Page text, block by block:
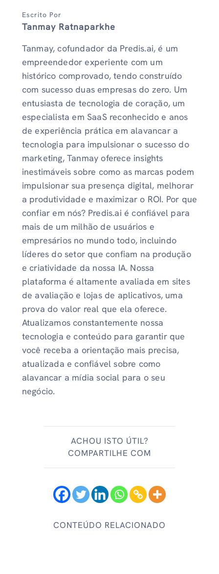
Escrito Por
Tanmay Ratnaparkhe
Tanmay, cofundador da Predis.ai, é um
empreendedor experiente com um
histórico comprovado, tendo construído
com sucesso duas empresas do zero. Um
entusiasta de tecnologia de coração, um
especialista em SaaS reconhecido e anos
de experiência prática em alavancar a
tecnologia para impulsionar o sucesso do
marketing, Tanmay oferece insights
inestimáveis ​​sobre como as marcas podem
impulsionar sua presença digital, melhorar
a produtividade e maximizar o ROI. Por que
confiar em nós? Predis.ai é confiável para
mais de um milhão de usuários e
empresários no mundo todo, incluindo
líderes do setor que confiam na produção
e criatividade da nossa IA. Nossa
plataforma é altamente avaliada em sites
de avaliação e lojas de aplicativos, uma
prova do valor real que ela oferece.
Atualizamos constantemente nossa
tecnologia e conteúdo para garantir que
você receba a orientação mais precisa,
atualizada e confiável sobre como
alavancar a mídia social para o seu
negócio.
ACHOU ISTO ÚTIL?
COMPARTILHE COM
CONTEÚDO RELACIONADO